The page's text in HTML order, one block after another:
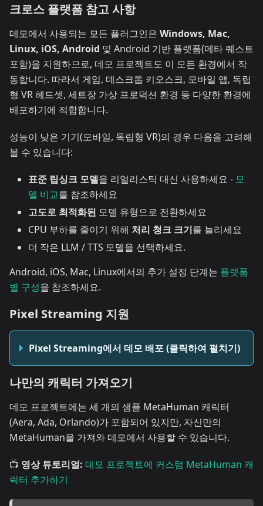
크로스 플랫폼 참고 사항
데모에서 사용되는 모든 플러그인은 Windows, Mac,
Linux, iOS, Android 및 Android 기반 플랫폼(메타 퀘스트
포함)을 지원하므로, 데모 프로젝트도 이 모든 환경에서 작
동합니다. 따라서 게임, 데스크톱 키오스크, 모바일 앱, 독립
형 VR 헤드셋, 세트장 가상 프로덕션 환경 등 다양한 환경에
배포하기에 적합합니다.
성능이 낮은 기기(모바일, 독립형 VR)의 경우 다음을 고려해
볼 수 있습니다:
표준 립싱크 모델을 리얼리스틱 대신 사용하세요 - 모
델 비교를 참조하세요
고도로 최적화된 모델 유형으로 전환하세요
CPU 부하를 줄이기 위해 처리 청크 크기를 늘리세요
더 작은 LLM / TTS 모델을 선택하세요.
Android, iOS, Mac, Linux에서의 추가 설정 단계는 플랫폼
별 구성을 참조하세요.
Pixel Streaming 지원
Pixel Streaming에서 데모 배포 (클릭하여 펼치기)
나만의 캐릭터 가져오기
데모 프로젝트에는 세 개의 샘플 MetaHuman 캐릭터
(Aera, Ada, Orlando)가 포함되어 있지만, 자신만의
MetaHuman을 가져와 데모에서 사용할 수 있습니다.
📺 영상 튜토리얼: 데모 프로젝트에 커스텀 MetaHuman 캐
릭터 추가하기